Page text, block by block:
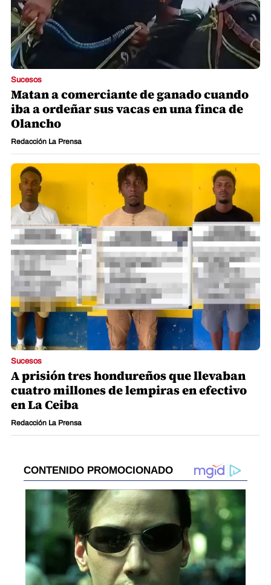
Sucesos
Matan a comerciante de ganado cuando
iba a ordeñar sus vacas en una finca de
Olancho
Redacción La Prensa
Sucesos
A prisión tres hondureños que llevaban
cuatro millones de lempiras en efectivo
en La Ceiba
Redacción La Prensa